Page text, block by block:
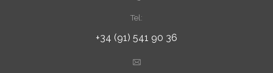
Tel:
+34 (91) 541 90 36